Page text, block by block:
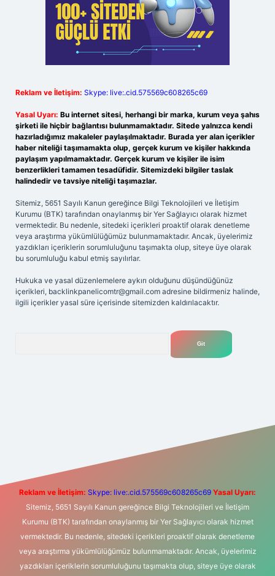
Reklam ve İletişim: Skype: live:.cid.575569c608265c69
Yasal Uyarı: Bu internet sitesi, herhangi bir marka, kurum veya şahıs
şirketi ile hiçbir bağlantısı bulunmamaktadır. Sitede yalnızca kendi
hazırladığımız makaleler paylaşılmaktadır. Burada yer alan içerikler
haber niteliği taşımamakta olup, gerçek kurum ve kişiler hakkında
paylaşım yapılmamaktadır. Gerçek kurum ve kişiler ile isim
benzerlikleri tamamen tesadüfidir. Sitemizdeki bilgiler taslak
halindedir ve tavsiye niteliği taşımazlar.
Sitemiz, 5651 Sayılı Kanun gereğince Bilgi Teknolojileri ve İletişim
Kurumu (BTK) tarafından onaylanmış bir Yer Sağlayıcı olarak hizmet
vermektedir. Bu nedenle, sitedeki içerikleri proaktif olarak denetleme
veya araştırma yükümlülüğümüz bulunmamaktadır. Ancak, üyelerimiz
yazdıkları içeriklerin sorumluluğunu taşımakta olup, siteye üye olarak
bu sorumluluğu kabul etmiş sayılırlar.
Hukuka ve yasal düzenlemelere aykırı olduğunu düşündüğünüz
içerikleri, backlinkpanelicomtr@gmail.com adresine bildirmeniz halinde,
ilgili içerikler yasal süre içerisinde sitemizden kaldırılacaktır.
m elexbet
Reklam ve İletişim: Skype: live:.cid.575569c608265c69 Yasal Uyarı:
Sitemiz, 5651 Sayılı Kanun gereğince Bilgi Teknolojileri ve İletişim
Kurumu (BTK) tarafından onaylanmış bir Yer Sağlayıcı olarak hizmet
vermektedir. Bu nedenle, sitedeki içerikleri proaktif olarak denetleme
veya araştırma yükümlülüğümüz bulunmamaktadır. Ancak, üyelerimiz
yazdıkları içeriklerin sorumluluğunu taşımakta olup, siteye üye olarak